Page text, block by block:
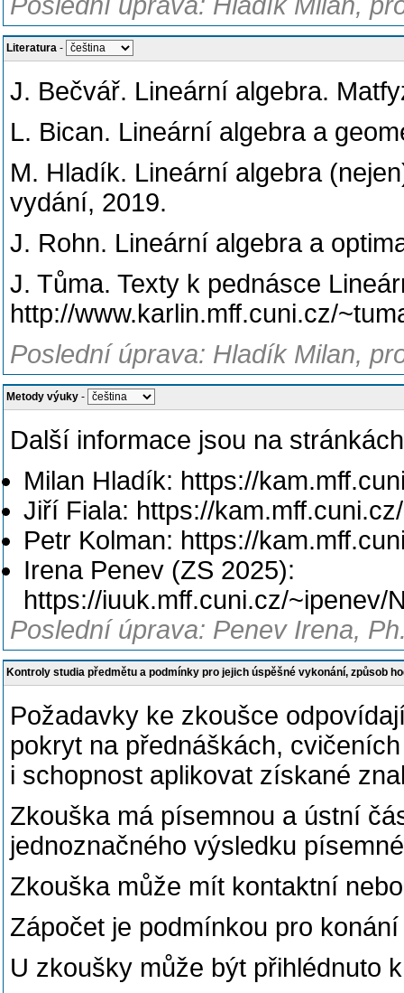
Literatura -
J. Bečvář. Lineární algebra.
L. Bican. Lineární algebra a
M. Hladík. Lineární algebra
vydání, 2019.
J. Rohn. Lineární algebra a
J. Tůma. Texty k pednásce
http://www.karlin.mff.cuni.cz/
Poslední úprava: Hladík Milan,
Metody výuky -
Další informace jsou na
Milan Hladík: https://
Jiří Fiala: https://
Petr Kolman: https://
Irena Penev (ZS 2025):
https://iuuk.mff.cuni.cz/~ipenev/
Poslední úprava: Penev Irena,
Kontroly studia předmětu a podmínky pro jejich úspěšné vykonání, způsob
Požadavky ke zkoušce
pokryt na přednáškách,
i schopnost aplikovat získané
Zkouška má písemnou a ústní
jednoznačného výsledku
Zkouška může mít kontaktní
Zápočet je podmínkou pro
U zkoušky může být přihlédnuto